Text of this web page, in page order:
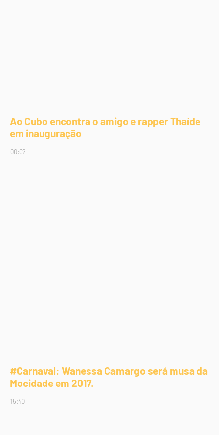
Ao Cubo encontra o amigo e rapper Thaíde
em inauguração
00:02
#Carnaval: Wanessa Camargo será musa da
Mocidade em 2017.
15:40